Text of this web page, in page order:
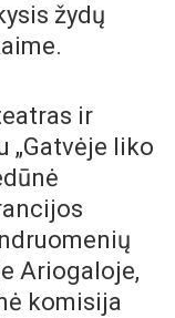
žydų
ir
„Gatvėje liko
Ariogaloje,
komisija